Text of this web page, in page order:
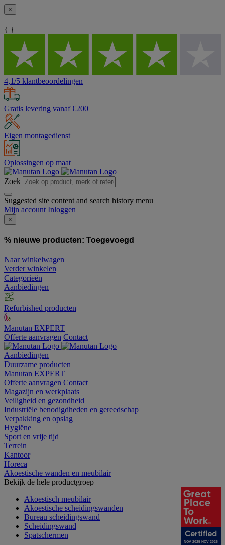
×
{ }
4,1/5 klantbeoordelingen
Gratis levering vanaf €200
Eigen montagedienst
Oplossingen op maat
Zoek
Suggested site content and search history menu
Mijn account Inloggen
×
% nieuwe producten: Toegevoegd
Naar winkelwagen
Verder winkelen
Categorieën
Aanbiedingen
Refurbished producten
Manutan EXPERT
Offerte aanvragen Contact
Aanbiedingen
Duurzame producten
Manutan EXPERT
Offerte aanvragen Contact
Magazijn en werkplaats
Veiligheid en gezondheid
Industriële benodigdheden en gereedschap
Verpakking en opslag
Hygiëne
Sport en vrije tijd
Terrein
Kantoor
Horeca
Akoestische wanden en meubilair
Bekijk de hele productgroep
Akoestisch meubilair
Akoestische scheidingswanden
Bureau scheidingswand
Scheidingswand
Spatschermen
NOV 2025-NOV 2026